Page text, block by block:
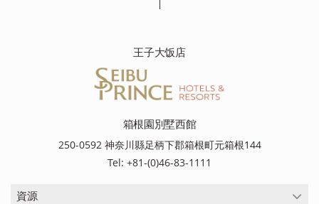
王子大饭店
箱根園別墅西館
250-0592 神奈川縣足柄下郡箱根町元箱根144
Tel: +81-(0)46-83-1111
資源